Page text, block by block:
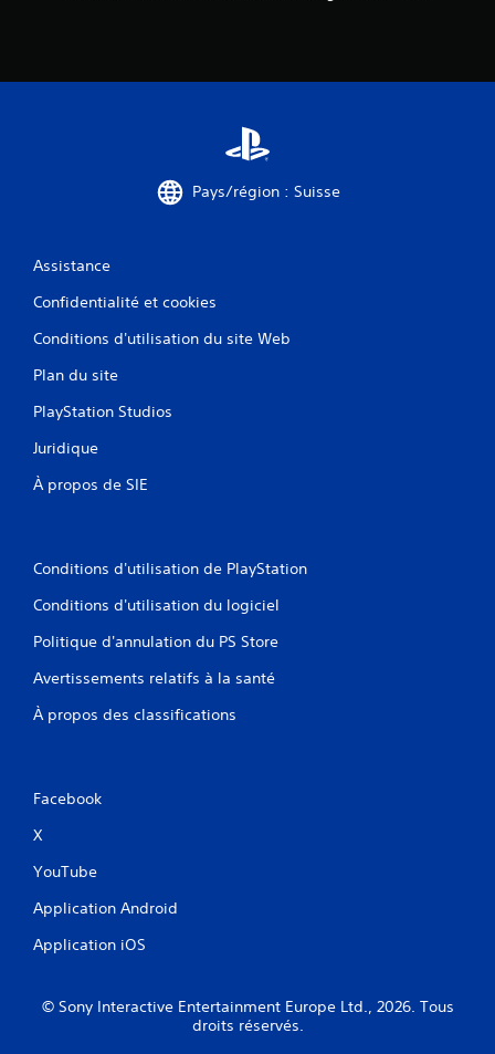
Pays/région : Suisse
Assistance
Confidentialité et cookies
Conditions d'utilisation du site Web
Plan du site
PlayStation Studios
Juridique
À propos de SIE
Conditions d'utilisation de PlayStation
Conditions d'utilisation du logiciel
Politique d'annulation du PS Store
Avertissements relatifs à la santé
À propos des classifications
Facebook
X
YouTube
Application Android
Application iOS
© Sony Interactive Entertainment Europe Ltd., 2026. Tous
droits réservés.